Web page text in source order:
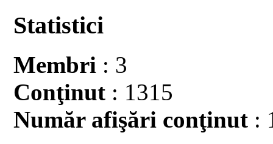
Statistici
Membri : 3
Conţinut : 1315
Număr afişări conţinut :